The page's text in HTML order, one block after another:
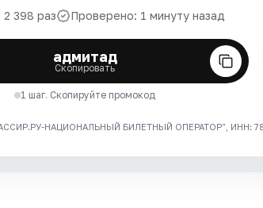
398 раз Проверено: 1 минуту назад
адмитад
Скопировать
1 шаг. Скопируйте промокод
НАЦИОНАЛЬНЫЙ БИЛЕТНЫЙ ОПЕРАТОР", ИНН: